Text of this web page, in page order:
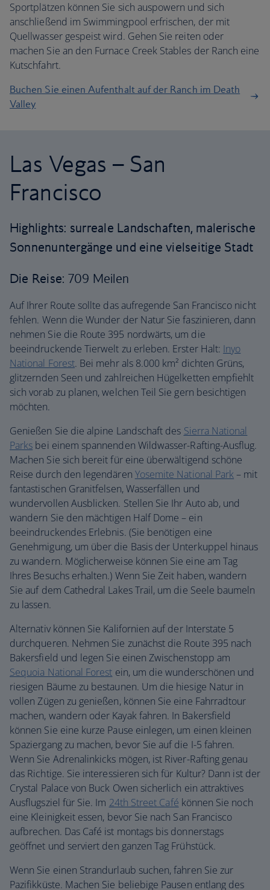
Sportplätzen können Sie sich auspowern und sich
anschließend im Swimmingpool erfrischen, der mit
Quellwasser gespeist wird. Gehen Sie reiten oder
machen Sie an den Furnace Creek Stables der Ranch eine
Kutschfahrt.
Buchen Sie einen Aufenthalt auf der Ranch im Death
Valley
Las Vegas – San
Francisco
Highlights: surreale Landschaften, malerische
Sonnenuntergänge und eine vielseitige Stadt
Die Reise: 709 Meilen
Auf Ihrer Route sollte das aufregende San Francisco nicht
fehlen. Wenn die Wunder der Natur Sie faszinieren, dann
nehmen Sie die Route 395 nordwärts, um die
beeindruckende Tierwelt zu erleben. Erster Halt: Inyo
National Forest. Bei mehr als 8.000 km² dichten Grüns,
glitzernden Seen und zahlreichen Hügelketten empfiehlt
sich vorab zu planen, welchen Teil Sie gern besichtigen
möchten.
Genießen Sie die alpine Landschaft des Sierra National
Parks bei einem spannenden Wildwasser-Rafting-Ausflug.
Machen Sie sich bereit für eine überwältigend schöne
Reise durch den legendären Yosemite National Park– mit
fantastischen Granitfelsen, Wasserfällen und
wundervollen Ausblicken. Stellen Sie Ihr Auto ab, und
wandern Sie den mächtigen Half Dome – ein
beeindruckendes Erlebnis. (Sie benötigen eine
Genehmigung, um über die Basis der Unterkuppel hinaus
zu wandern. Möglicherweise können Sie eine am Tag
Ihres Besuchs erhalten.) Wenn Sie Zeit haben, wandern
Sie auf dem Cathedral Lakes Trail, um die Seele baumeln
zu lassen.
Alternativ können Sie Kalifornien auf der Interstate 5
durchqueren. Nehmen Sie zunächst die Route 395 nach
Bakersfield und legen Sie einen Zwischenstopp am
Sequoia National Forest ein, um die wunderschönen und
riesigen Bäume zu bestaunen. Um die hiesige Natur in
vollen Zügen zu genießen, können Sie eine Fahrradtour
machen, wandern oder Kayak fahren. In Bakersfield
können Sie eine kurze Pause einlegen, um einen kleinen
Spaziergang zu machen, bevor Sie auf die I-5 fahren.
Wenn Sie Adrenalinkicks mögen, ist River-Rafting genau
das Richtige. Sie interessieren sich für Kultur? Dann ist der
Crystal Palace von Buck Owen sicherlich ein attraktives
Ausflugsziel für Sie. Im 24th Street Café können Sie noch
eine Kleinigkeit essen, bevor Sie nach San Francisco
aufbrechen. Das Café ist montags bis donnerstags
geöffnet und serviert den ganzen Tag Frühstück.
Wenn Sie einen Strandurlaub suchen, fahren Sie zur
Pazifikküste. Machen Sie beliebige Pausen entlang des